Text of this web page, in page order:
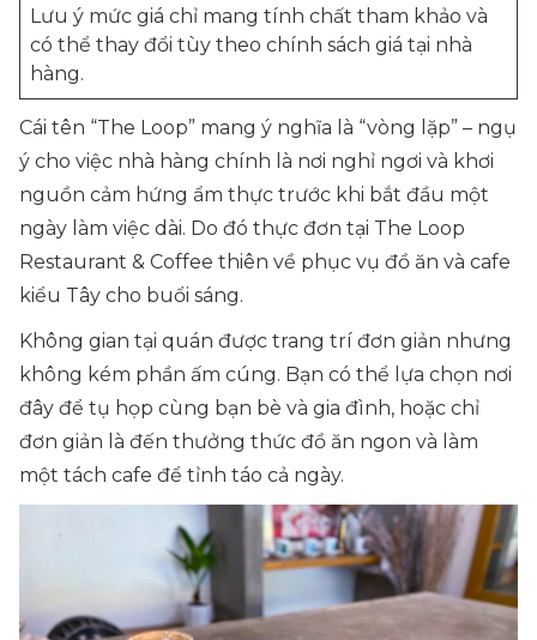
Lưu ý mức giá chỉ mang tính chất tham khảo và
có thể thay đổi tùy theo chính sách giá tại nhà
hàng.
Cái tên “The Loop” mang ý nghĩa là “vòng lặp” – ngụ
ý cho việc nhà hàng chính là nơi nghỉ ngơi và khơi
nguồn cảm hứng ẩm thực trước khi bắt đầu một
ngày làm việc dài. Do đó thực đơn tại The Loop
Restaurant & Coffee thiên về phục vụ đồ ăn và cafe
kiểu Tây cho buổi sáng.
Không gian tại quán được trang trí đơn giản nhưng
không kém phần ấm cúng. Bạn có thể lựa chọn nơi
đây để tụ họp cùng bạn bè và gia đình, hoặc chỉ
đơn giản là đến thưởng thức đồ ăn ngon và làm
một tách cafe để tỉnh táo cả ngày.